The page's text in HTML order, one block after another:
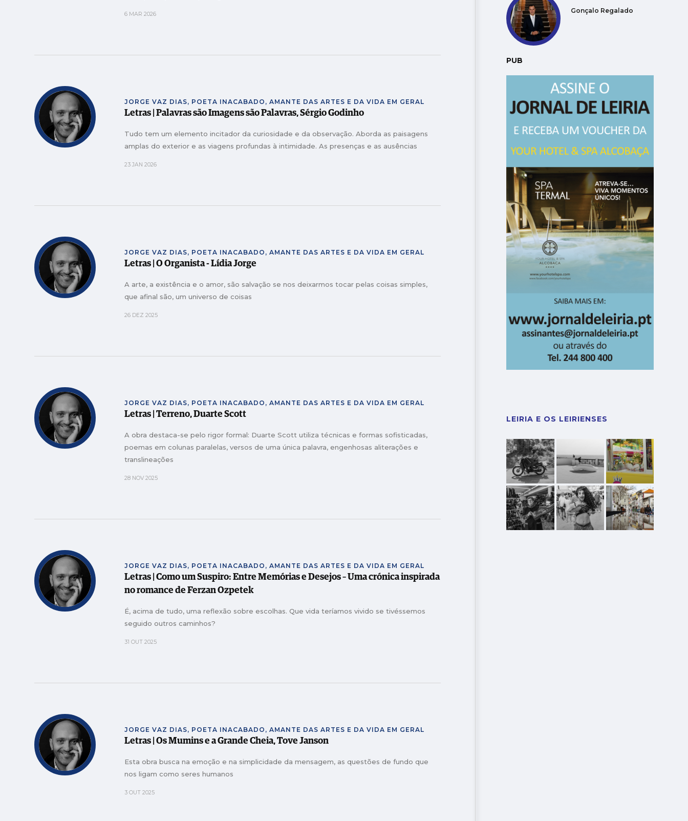
6 MAR 2026
JORGE VAZ DIAS, POETA INACABADO, AMANTE DAS ARTES E DA VIDA EM GERAL
Letras | Palavras são Imagens são Palavras, Sérgio Godinho
Tudo tem um elemento incitador da curiosidade e da observação. Aborda as paisagens
amplas do exterior e as viagens profundas à intimidade. As presenças e as ausências
23 JAN 2026
JORGE VAZ DIAS, POETA INACABADO, AMANTE DAS ARTES E DA VIDA EM GERAL
Letras | O Organista - Lídia Jorge
A arte, a existência e o amor, são salvação se nos deixarmos tocar pelas coisas simples,
que afinal são, um universo de coisas
26 DEZ 2025
JORGE VAZ DIAS, POETA INACABADO, AMANTE DAS ARTES E DA VIDA EM GERAL
Letras | Terreno, Duarte Scott
A obra destaca-se pelo rigor formal: Duarte Scott utiliza técnicas e formas sofisticadas,
poemas em colunas paralelas, versos de uma única palavra, engenhosas aliterações e
translineações
28 NOV 2025
JORGE VAZ DIAS, POETA INACABADO, AMANTE DAS ARTES E DA VIDA EM GERAL
Letras | Como um Suspiro: Entre Memórias e Desejos – Uma crónica inspirada
no romance de Ferzan Ozpetek
É, acima de tudo, uma reflexão sobre escolhas. Que vida teríamos vivido se tivéssemos
seguido outros caminhos?
31 OUT 2025
JORGE VAZ DIAS, POETA INACABADO, AMANTE DAS ARTES E DA VIDA EM GERAL
Letras | Os Mumins e a Grande Cheia, Tove Janson
Esta obra busca na emoção e na simplicidade da mensagem, as questões de fundo que
nos ligam como seres humanos
3 OUT 2025
Gonçalo Regalado
PUB
LEIRIA E OS LEIRIENSES